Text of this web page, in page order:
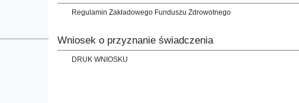
Regulamin Zakładowego Funduszu Zdrowotnego
Wniosek o przyznanie świadczenia
DRUK WNIOSKU